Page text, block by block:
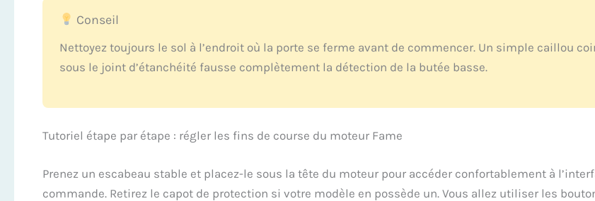
Conseil
Nettoyez toujours le sol à l’endroit où la porte se ferme avant de commencer. Un simple caillou
sous le joint d’étanchéité fausse complètement la détection de la butée basse.
Tutoriel étape par étape : régler les fins de course du moteur Fame
Prenez un escabeau stable et placez-le sous la tête du moteur pour accéder confortablement à
commande. Retirez le capot de protection si votre modèle en possède un. Vous allez utiliser les